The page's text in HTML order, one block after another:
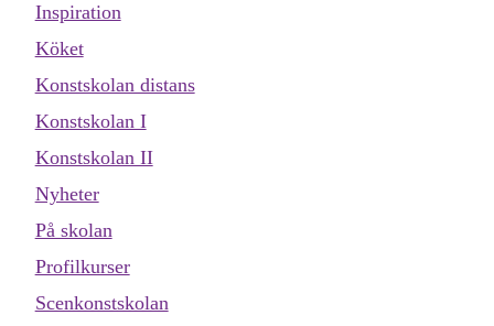
Inspiration
Köket
Konstskolan distans
Konstskolan I
Konstskolan II
Nyheter
På skolan
Profilkurser
Scenkonstskolan